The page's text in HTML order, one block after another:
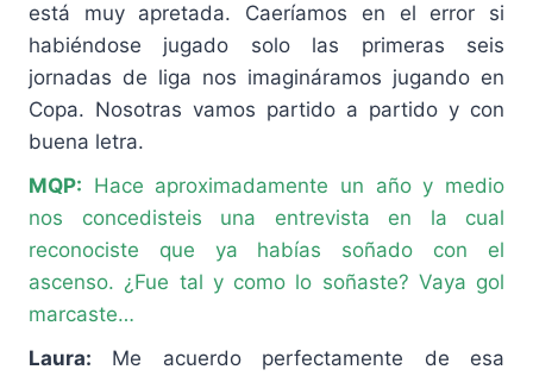
está muy apretada. Caeríamos en el error si
habiéndose jugado solo las primeras seis
jornadas de liga nos imagináramos jugando en
Copa. Nosotras vamos partido a partido y con
buena letra.
MQP: Hace aproximadamente un año y medio
nos concedisteis una entrevista en la cual
reconociste que ya habías soñado con el
ascenso. ¿Fue tal y como lo soñaste? Vaya gol
marcaste…
Laura: Me acuerdo perfectamente de esa